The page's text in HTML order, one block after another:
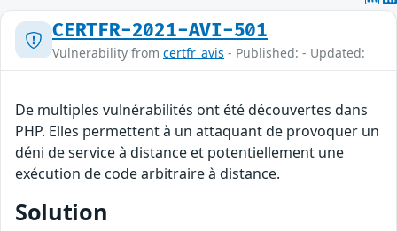
CERTFR-2021-AVI-501
Vulnerability from certfr_avis - Published: - Updated:
De multiples vulnérabilités ont été découvertes dans
PHP. Elles permettent à un attaquant de provoquer un
déni de service à distance et potentiellement une
exécution de code arbitraire à distance.
Solution